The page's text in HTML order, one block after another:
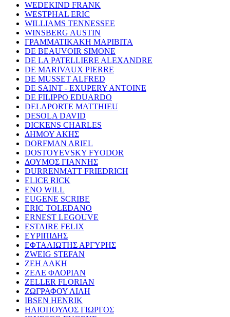
WEDEKIND FRANK
WESTPHAL ERIC
WILLIAMS TENNESSEE
WINSBERG AUSTIN
ΓΡΑΜΜΑΤΙΚΑΚΗ ΜΑΡΙΒΙΤΑ
DE BEAUVOIR SIMONE
DE LA PATELLIERE ALEXANDRE
DE MARIVAUX PIERRE
DE MUSSET ALFRED
DE SAINT - EXUPERY ANTOINE
DE FILIPPO EDUARDO
DELAPORTE MATTHIEU
DESOLA DAVID
DICKENS CHARLES
ΔΗΜΟΥ ΑΚΗΣ
DORFMAN ARIEL
DOSTOYEVSKY FYODOR
ΔΟΥΜΟΣ ΓΙΑΝΝΗΣ
DURRENMATT FRIEDRICH
ELICE RICK
ENO WILL
EUGENE SCRIBE
ERIC TOLEDANO
ERNEST LEGOUVE
ESTAIRE FELIX
ΕΥΡΙΠΙΔΗΣ
ΕΦΤΑΛΙΩΤΗΣ ΑΡΓΥΡΗΣ
ZWEIG STEFAN
ΖΕΗ ΑΛΚΗ
ΖΕΛΕ ΦΛΟΡΙΑΝ
ZELLER FLORIAN
ΖΩΓΡΑΦΟΥ ΛΙΛΗ
IBSEN HENRIK
ΗΛΙΟΠΟΥΛΟΣ ΓΙΩΡΓΟΣ